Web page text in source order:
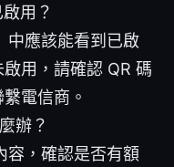
用？
中應該能看到已啟
用，請確認 QR 碼
電信商。
辦？
容，確認是否有額